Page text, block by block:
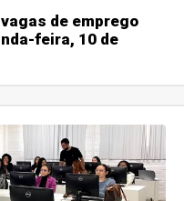
de emprego
feira, 10 de